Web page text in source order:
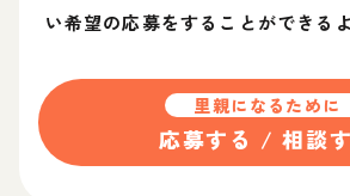
い希望の応募をすることができる
里親になるために
応募する / 相談